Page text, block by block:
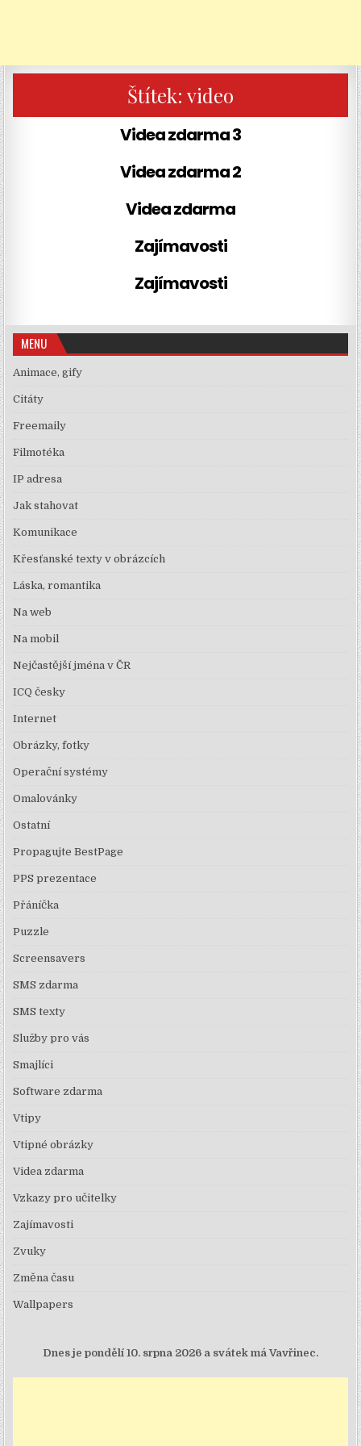
Štítek: video
Videa zdarma 3
Videa zdarma 2
Videa zdarma
Zajímavosti
Zajímavosti
MENU
Animace, gify
Citáty
Freemaily
Filmotéka
IP adresa
Jak stahovat
Komunikace
Křesťanské texty v obrázcích
Láska, romantika
Na web
Na mobil
Nejčastější jména v ČR
ICQ česky
Internet
Obrázky, fotky
Operační systémy
Omalovánky
Ostatní
Propagujte BestPage
PPS prezentace
Přáníčka
Puzzle
Screensavers
SMS zdarma
SMS texty
Služby pro vás
Smajlíci
Software zdarma
Vtipy
Vtipné obrázky
Videa zdarma
Vzkazy pro učitelky
Zajímavosti
Zvuky
Změna času
Wallpapers
Dnes je pondělí 10. srpna 2026 a svátek má Vavřinec.